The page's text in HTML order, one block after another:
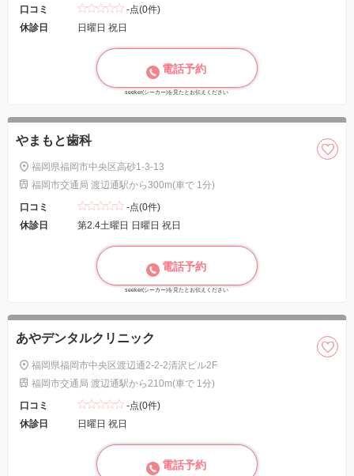
口コミ
-点(0件)
休診日
日曜日 祝日
電話予約
seeker(シーカー)を見たとお伝えください
やまもと歯科
福岡県福岡市中央区高砂1-3-13
福岡市交通局 渡辺通駅から300m(車で 1分)
口コミ
-点(0件)
休診日
第2.4土曜日 日曜日 祝日
電話予約
seeker(シーカー)を見たとお伝えください
あやデンタルクリニック
福岡県福岡市中央区渡辺通2-2-2清沢ビル2F
福岡市交通局 渡辺通駅から210m(車で 1分)
口コミ
-点(0件)
休診日
日曜日 祝日
電話予約